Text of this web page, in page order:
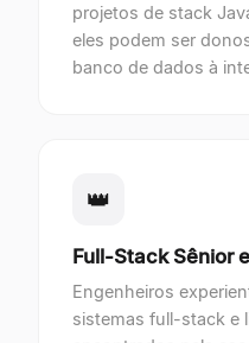
projetos de stack
eles podem ser
banco de dados à
👑
Full-Stack Sênior
Engenheiros
sistemas full-stack e